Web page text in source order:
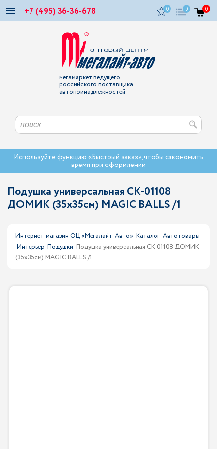
+7 (495) 36-36-678 0 0 0
мегамаркет ведущего
российского поставщика
автопринадлежностей
Используйте функцию «Быстрый заказ», чтобы сэкономить
время при оформлении
Подушка универсальная CK-01108
ДОМИК (35х35см) MAGIC BALLS /1
Интернет-магазин ОЦ «Мегалайт-Авто» Каталог Автотовары
Интерьер Подушки Подушка универсальная CK-01108 ДОМИК
(35х35см) MAGIC BALLS /1